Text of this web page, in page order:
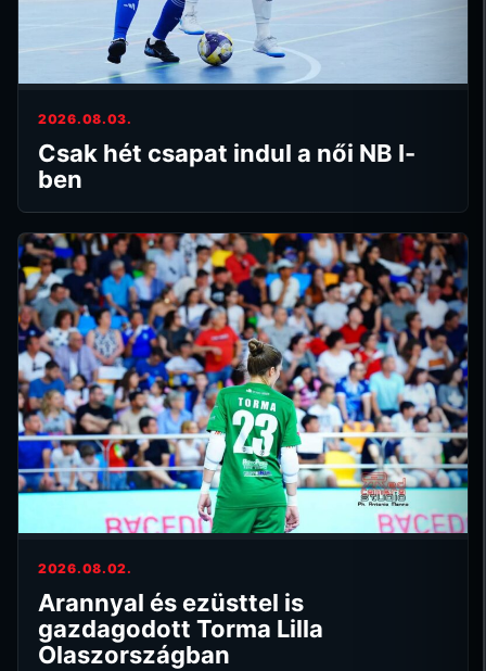
2026.08.03.
Csak hét csapat indul a női NB I-
ben
2026.08.02.
Arannyal és ezüsttel is
gazdagodott Torma Lilla
Olaszországban